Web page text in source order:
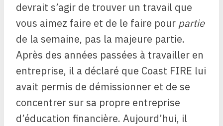
devrait s’agir de trouver un travail que
vous aimez faire et de le faire pour partie
de la semaine, pas la majeure partie.
Après des années passées à travailler en
entreprise, il a déclaré que Coast FIRE lui
avait permis de démissionner et de se
concentrer sur sa propre entreprise
d’éducation financière. Aujourd’hui, il